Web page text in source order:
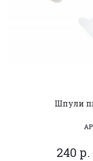
Шпули
240 р.